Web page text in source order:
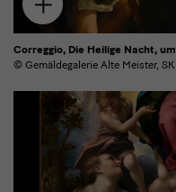
Zum
Download
hinzufügen
Correggio, Die Heilige Nacht,
© Gemäldegalerie Alte Meister,